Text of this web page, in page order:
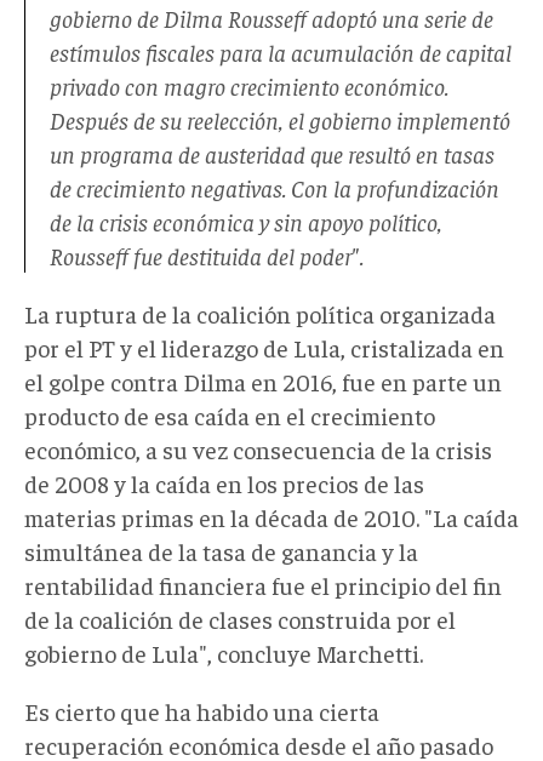
gobierno de Dilma Rousseff adoptó una serie de
estímulos fiscales para la acumulación de capital
privado con magro crecimiento económico.
Después de su reelección, el gobierno implementó
un programa de austeridad que resultó en tasas
de crecimiento negativas. Con la profundización
de la crisis económica y sin apoyo político,
Rousseff fue destituida del poder".
La ruptura de la coalición política organizada
por el PT y el liderazgo de Lula, cristalizada en
el golpe contra Dilma en 2016, fue en parte un
producto de esa caída en el crecimiento
económico, a su vez consecuencia de la crisis
de 2008 y la caída en los precios de las
materias primas en la década de 2010. "La caída
simultánea de la tasa de ganancia y la
rentabilidad financiera fue el principio del fin
de la coalición de clases construida por el
gobierno de Lula", concluye Marchetti.
Es cierto que ha habido una cierta
recuperación económica desde el año pasado